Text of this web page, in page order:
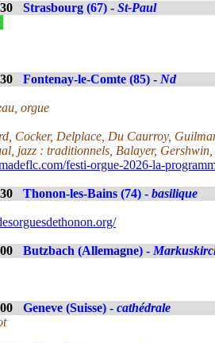
Strasbourg (67) - St-Paul
Fontenay-le-Comte (85) - Nd
orgue
Cocker, Delplace, Du Caurroy,
jazz : traditionnels, Balayer, Gershwin,
festi-orgue-2026-la-
Thonon-les-Bains (74) - basilique
Butzbach (Allemagne) -
Geneve (Suisse) - cathédrale